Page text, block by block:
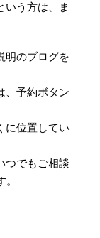
いう方は、ま
明のブログを
、予約ボタン
に位置してい
つでもご相談